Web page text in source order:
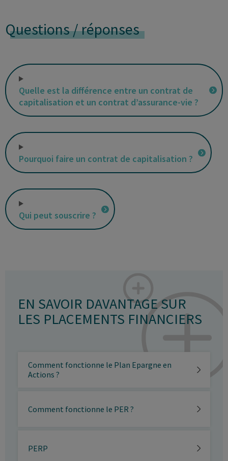
Questions / réponses
Quelle est la différence entre un contrat de
capitalisation et un contrat d’assurance-vie ?
Pourquoi faire un contrat de capitalisation ?
Qui peut souscrire ?
EN SAVOIR DAVANTAGE SUR
LES PLACEMENTS FINANCIERS
Comment fonctionne le Plan Epargne en
Actions ?
Comment fonctionne le PER ?
PERP